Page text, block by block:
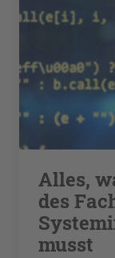
Alles,
des
musst